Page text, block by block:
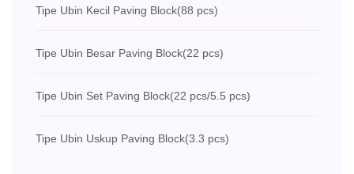
Tipe Ubin Kecil Paving Block(88 pcs)
Tipe Ubin Besar Paving Block(22 pcs)
Tipe Ubin Set Paving Block(22 pcs/5.5 pcs)
Tipe Ubin Uskup Paving Block(3.3 pcs)